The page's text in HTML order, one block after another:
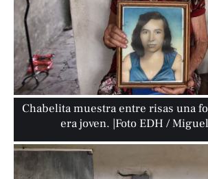
Chabelita muestra entre risas una
era joven. |Foto EDH /